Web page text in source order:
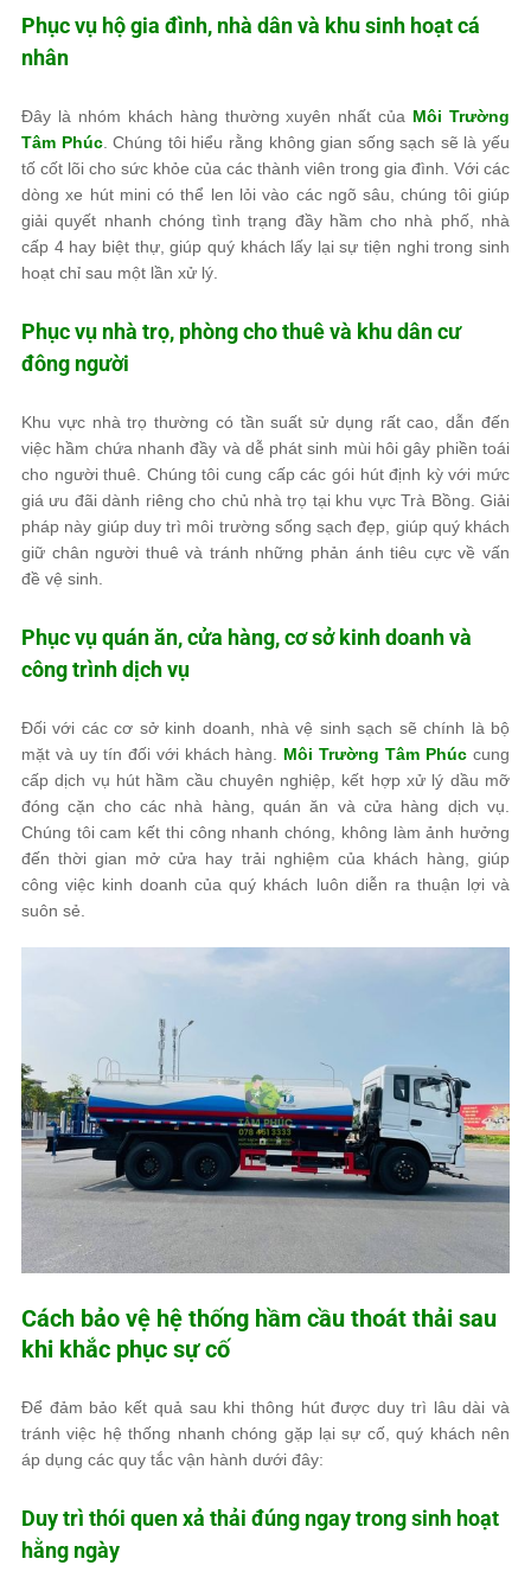
Phục vụ hộ gia đình, nhà dân và khu sinh hoạt cá
nhân
Đây là nhóm khách hàng thường xuyên nhất của Môi Trường
Tâm Phúc. Chúng tôi hiểu rằng không gian sống sạch sẽ là yếu
tố cốt lõi cho sức khỏe của các thành viên trong gia đình. Với các
dòng xe hút mini có thể len lỏi vào các ngõ sâu, chúng tôi giúp
giải quyết nhanh chóng tình trạng đầy hầm cho nhà phố, nhà
cấp 4 hay biệt thự, giúp quý khách lấy lại sự tiện nghi trong sinh
hoạt chỉ sau một lần xử lý.
Phục vụ nhà trọ, phòng cho thuê và khu dân cư
đông người
Khu vực nhà trọ thường có tần suất sử dụng rất cao, dẫn đến
việc hầm chứa nhanh đầy và dễ phát sinh mùi hôi gây phiền toái
cho người thuê. Chúng tôi cung cấp các gói hút định kỳ với mức
giá ưu đãi dành riêng cho chủ nhà trọ tại khu vực Trà Bồng. Giải
pháp này giúp duy trì môi trường sống sạch đẹp, giúp quý khách
giữ chân người thuê và tránh những phản ánh tiêu cực về vấn
đề vệ sinh.
Phục vụ quán ăn, cửa hàng, cơ sở kinh doanh và
công trình dịch vụ
Đối với các cơ sở kinh doanh, nhà vệ sinh sạch sẽ chính là bộ
mặt và uy tín đối với khách hàng. Môi Trường Tâm Phúc cung
cấp dịch vụ hút hầm cầu chuyên nghiệp, kết hợp xử lý dầu mỡ
đóng cặn cho các nhà hàng, quán ăn và cửa hàng dịch vụ.
Chúng tôi cam kết thi công nhanh chóng, không làm ảnh hưởng
đến thời gian mở cửa hay trải nghiệm của khách hàng, giúp
công việc kinh doanh của quý khách luôn diễn ra thuận lợi và
suôn sẻ.
Cách bảo vệ hệ thống hầm cầu thoát thải sau
khi khắc phục sự cố
Để đảm bảo kết quả sau khi thông hút được duy trì lâu dài và
tránh việc hệ thống nhanh chóng gặp lại sự cố, quý khách nên
áp dụng các quy tắc vận hành dưới đây:
Duy trì thói quen xả thải đúng ngay trong sinh hoạt
hằng ngày